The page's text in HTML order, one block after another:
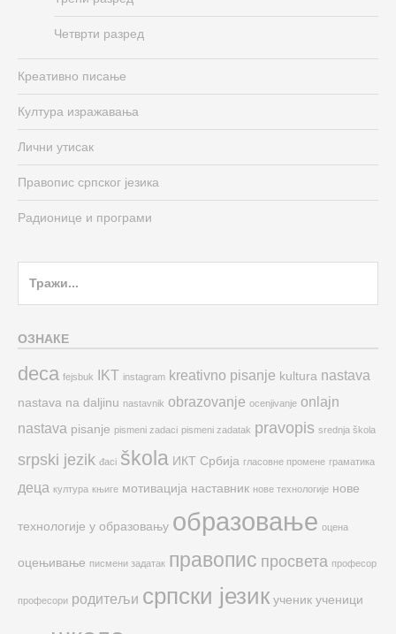
Четврти разред
Креативно писање
Култура изражавања
Лични утисак
Правопис српског језика
Радионице и програми
ОЗНАКЕ
deca fejsbuk IKT instagram kreativno pisanje kultura nastava
nastava na daljinu nastavnik obrazovanje ocenjivanje onlajn
nastava pisanje pismeni zadaci pismeni zadatak pravopis srednja škola
srpski jezik đaci škola ИКТ Србија гласовне промене граматика
деца култура књиге мотивација наставник нове технологије нове
технологије у образовању образовање оцена
оцењивање писмени задатак правопис просвета професор
професори родитељи српски језик ученик ученици